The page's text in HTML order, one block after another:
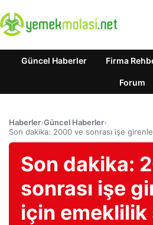
Güncel Haberler Firma
Forum
Haberler›Güncel Haberler›
Son dakika: 2000 ve sonrası işe
Son dakika:
sonrası işe
için emeklilik